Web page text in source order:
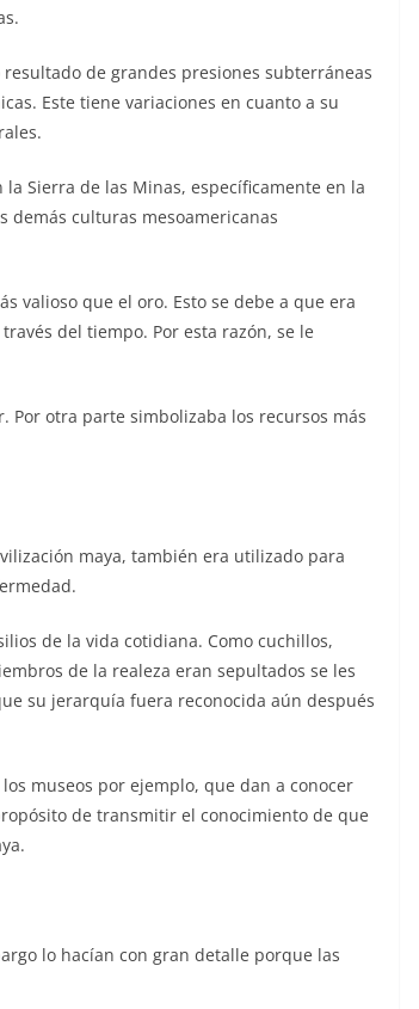
de grandes presiones subterráneas
Este tiene variaciones en cuanto a su
Sierra de las Minas, específicamente en la
demás culturas mesoamericanas
valioso que el oro. Esto se debe a que era
del tiempo. Por esta razón, se le
Por otra parte simbolizaba los recursos más
maya, también era utilizado para
de la vida cotidiana. Como cuchillos,
de la realeza eran sepultados se les
su jerarquía fuera reconocida aún después
museos por ejemplo, que dan a conocer
de transmitir el conocimiento de que
lo hacían con gran detalle porque las